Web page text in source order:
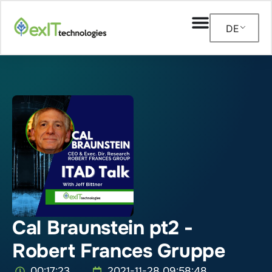
DE
Cal Braunstein pt2 -
Robert Frances Gruppe